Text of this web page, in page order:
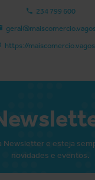
234 799 600
https://
Newsletter e esteja
novidades e eventos.